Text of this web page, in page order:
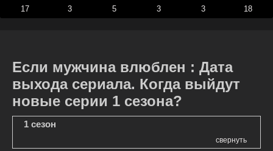
17 3 5 3 3 18
Если мужчина влюблен : Дата
выхода сериала. Когда выйдут
новые серии 1 сезона?
1 сезон
свернуть